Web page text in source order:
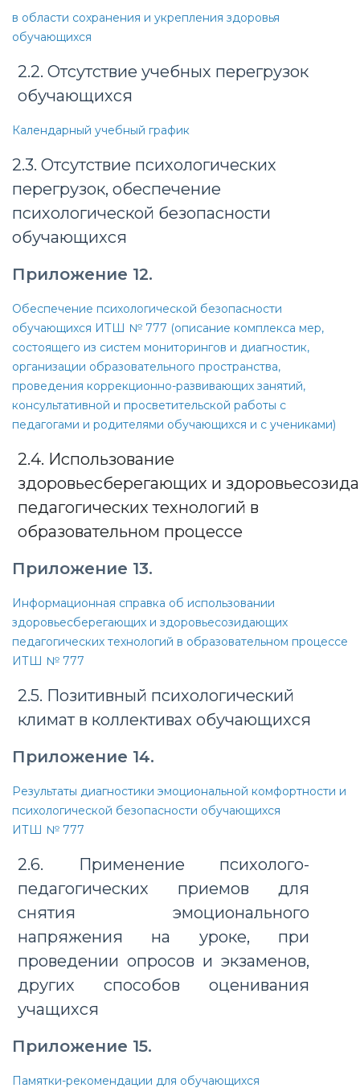
в области сохранения и укрепления здоровья
обучающихся
2.2. Отсутствие учебных перегрузок
обучающихся
Календарный учебный график
2.3. Отсутствие психологических
перегрузок, обеспечение
психологической безопасности
обучающихся
Приложение 12.
Обеспечение психологической безопасности
обучающихся ИТШ № 777 (описание комплекса мер,
состоящего из систем мониторингов и диагностик,
организации образовательного пространства,
проведения коррекционно-развивающих занятий,
консультативной и просветительской работы с
педагогами и родителями обучающихся и с учениками)
2.4. Использование
здоровьесберегающих и
педагогических технологий в
образовательном процессе
Приложение 13.
Информационная справка об использовании
здоровьесберегающих и здоровьесозидающих
педагогических технологий в образовательном процессе
ИТШ № 777
2.5. Позитивный психологический
климат в коллективах обучающихся
Приложение 14.
Результаты диагностики эмоциональной комфортности и
психологической безопасности обучающихся
ИТШ № 777
2.6. Применение психолого-
педагогических приемов для
снятия эмоционального
напряжения на уроке, при
проведении опросов и экзаменов,
других способов оценивания
учащихся
Приложение 15.
Памятки-рекомендации для обучающихся